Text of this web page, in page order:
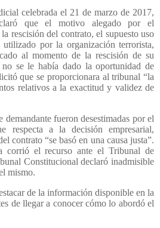
celebrada el 21 de marzo de 2017,
que el motivo alegado por el
rescisión del contrato, el supuesto uso
por la organización terrorista,
al momento de la rescisión de su
se le había dado la oportunidad de
que se proporcionara al tribunal “la
relativos a la exactitud y validez de
demandante fueron desestimadas por el
respecta a la decisión empresarial,
contrato “se basó en una causa justa”.
corrió el recurso ante el Tribunal de
Constitucional declaró inadmisible
mismo.
de la información disponible en la
de llegar a conocer cómo lo abordó el